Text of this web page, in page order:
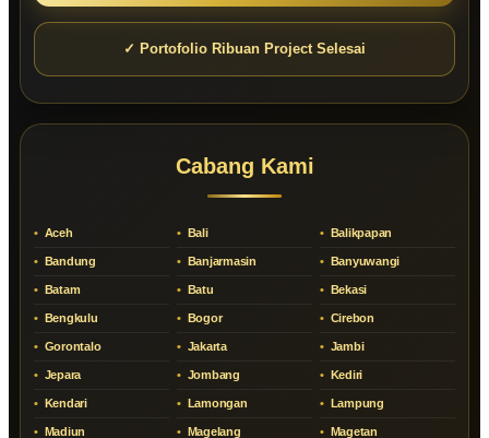
✓ Portofolio Ribuan Project Selesai
Cabang Kami
Aceh Bali Balikpapan
Bandung Banjarmasin Banyuwangi
Batam Batu Bekasi
Bengkulu Bogor Cirebon
Gorontalo Jakarta Jambi
Jepara Jombang Kediri
Kendari Lamongan Lampung
Madiun Magelang Magetan